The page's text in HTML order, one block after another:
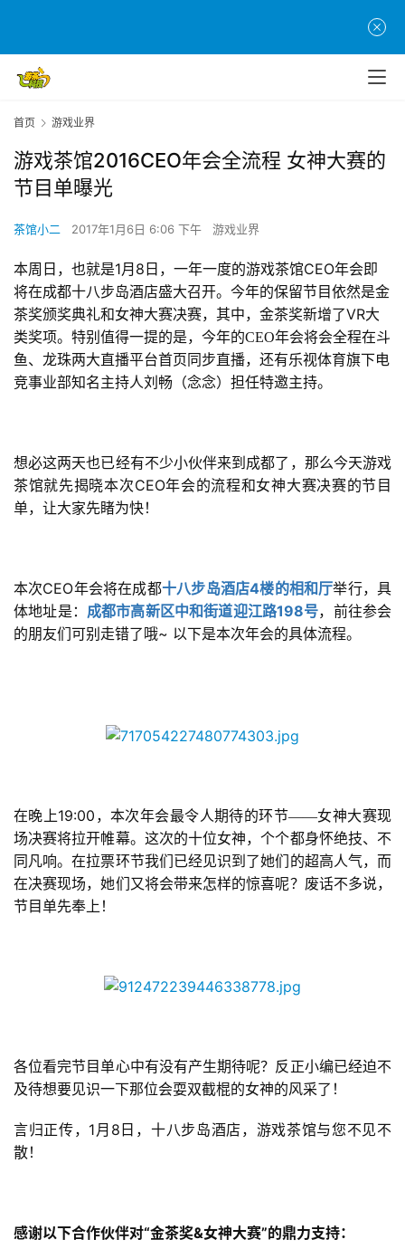
首
游
戏
业
机
首页 游戏业界
游戏茶馆2016CEO年会全流程 女神大赛的
节目单曝光
茶馆小二 2017年1月6日 6:06 下午 游戏业界
本周日，也就是1月 8 日，一年一度的游戏茶馆CEO年会即
将在成都十八步岛酒店盛大召开。今年的保留节目依然是金
茶奖颁奖典礼和女神大赛决赛，其中，金茶奖新增了VR大
类奖项。特别值得一提的是，今年的CEO年会将会全程在斗
鱼、龙珠两大直播平台首页同步直播，还有乐视体育旗下电
竞事业部知名主持人刘畅（念念）担任特邀主持。
想必这两天也已经有不少小伙伴来到成都了，那么今天游戏
茶馆就先揭晓本次CEO年会的流程和女神大赛决赛的节目
单，让大家先睹为快！
本次CEO年会将在成都十八步岛酒店4楼的相和厅举行，具
体地址是： 成都市高新区中和街道迎江路198号，前往参会
的朋友们可别走错了哦~ 以下是本次年会的具体流程。
在晚上19:00 ，本次年会最令人期待的环节——女神大赛现
场决赛将拉开帷幕。这次的十位女神，个个都身怀绝技、不
同凡响。在拉票环节我们已经见识到了她们的超高人气，而
在决赛现场，她们又将会带来怎样的惊喜呢？废话不多说，
节目单先奉上！
各位看完节目单心中有没有产生期待呢？反正小编已经迫不
及待想要见识一下那位会耍双截棍的女神的风采了！
言归正传， 1 月 8 日，十八步岛酒店，游戏茶馆与您不见不
散！
感谢以下合作伙伴对“金茶奖&女神大赛”的鼎力支持：